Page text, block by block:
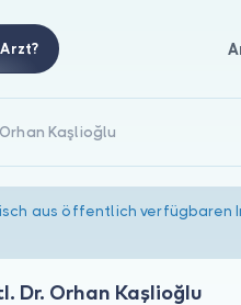
Kaşlioğlu
aus öffentlich verfügbaren
Dr. Orhan Kaşlioğlu